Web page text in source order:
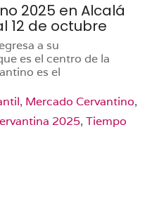
2025 en Alcalá
12 de octubre
a su
es el centro de la
es el
, Mercado Cervantino,
2025, Tiempo